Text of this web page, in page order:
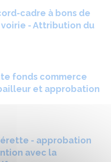
cadre à bons de
- Attribution du
fonds commerce
et approbation
- approbation
avec la